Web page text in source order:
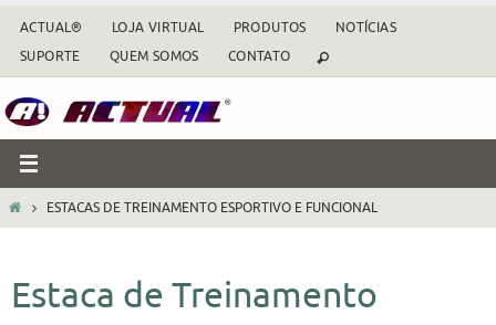
Skip
content
ACTUAL® LOJA VIRTUAL PRODUTOS
NOTÍCIAS
SUPORTE
QUEM SOMOS CONTATO
HOMEESTACAS DE TREINAMENTO ESPORTIVO E FUNCIONAL
Estaca de Treinamento